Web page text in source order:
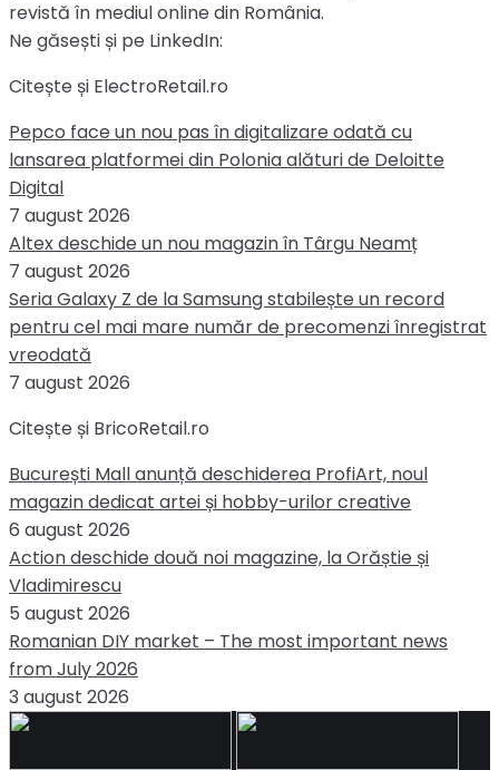
revistă în mediul online din România.
Ne găsești și pe LinkedIn:
Citește și ElectroRetail.ro
Pepco face un nou pas în digitalizare odată cu
lansarea platformei din Polonia alături de Deloitte
Digital
7 august 2026
Altex deschide un nou magazin în Târgu Neamț
7 august 2026
Seria Galaxy Z de la Samsung stabilește un record
pentru cel mai mare număr de precomenzi înregistrat
vreodată
7 august 2026
Citește și BricoRetail.ro
București Mall anunță deschiderea ProfiArt, noul
magazin dedicat artei și hobby-urilor creative
6 august 2026
Action deschide două noi magazine, la Orăștie și
Vladimirescu
5 august 2026
Romanian DIY market – The most important news
from July 2026
3 august 2026